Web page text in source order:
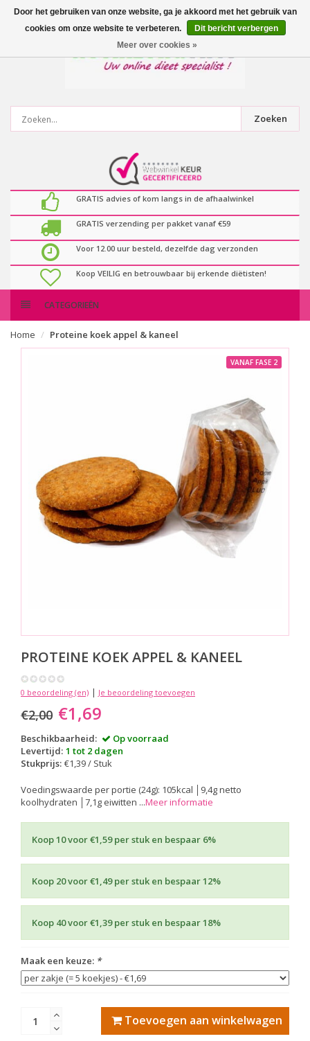
0artikelen
Zoeken
GRATIS advies of kom langs in de afhaalwinkel
GRATIS verzending per pakket vanaf €59
Voor 12.00 uur besteld, dezelfde dag verzonden
Koop VEILIG en betrouwbaar bij erkende diëtisten!
CATEGORIEËN
Home Proteine koek appel & kaneel
VANAF FASE 2
PROTEINE KOEK APPEL & KANEEL
0 beoordeling (en) | Je beoordeling toevoegen
€2,00 €1,69
Beschikbaarheid:
Op voorraad
Levertijd: 1 tot 2 dagen
Stukprijs: €1,39 / Stuk
Voedingswaarde per portie (24g): 105kcal │9,4g netto
koolhydraten │7,1g eiwitten ...Meer informatie
Koop 10 voor €1,59 per stuk en bespaar 6%
Koop 20 voor €1,49 per stuk en bespaar 12%
Koop 40 voor €1,39 per stuk en bespaar 18%
Maak een keuze: *
Toevoegen aan winkelwagen
Door het gebruiken van onze website, ga je akkoord met het gebruik van
cookies om onze website te verbeteren.
Dit bericht verbergen
Meer over cookies »